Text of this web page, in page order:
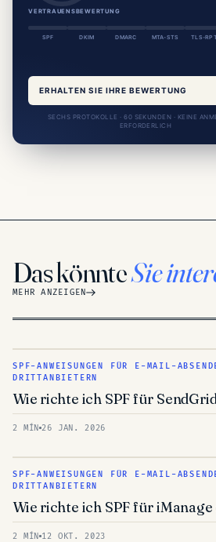
VERTRAUENSBEWERTUNG
SPF DKIM DMARC MTA-STS TLS-
ERHALTEN SIE IHRE BEWERTUNG
SECHS PROTOKOLLE · 60 SEKUNDEN · KEINE
ERFORDERLICH
Das könnteSie
MEHR ANZEIGEN
SPF-ANWEISUNGEN FÜR E-MAIL-
DRITTANBIETERN
Wie richte ich SPF für
2 MÍN 26 JAN. 2026
SPF-ANWEISUNGEN FÜR E-MAIL-
DRITTANBIETERN
Wie richte ich SPF für iManage
2 MÍN 12 OKT. 2023